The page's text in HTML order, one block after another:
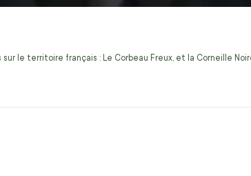
le territoire français : Le Corbeau Freux, et la Corneille